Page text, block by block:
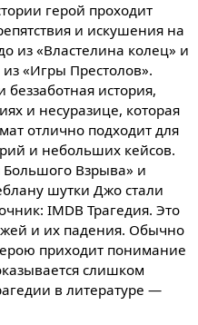
герой проходит
и искушения на
из «Властелина колец» и
«Игры Престолов».
история,
и несуразице, которая
отлично подходит для
и небольших кейсов.
Взрыва» и
шутки Джо стали
IMDB Трагедия. Это
и их падения. Обычно
приходит понимание
слишком
в литературе —